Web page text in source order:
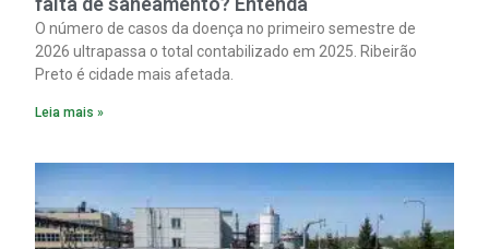
O número de casos da doença no primeiro semestre de
2026 ultrapassa o total contabilizado em 2025. Ribeirão
Preto é cidade mais afetada.
Leia mais »